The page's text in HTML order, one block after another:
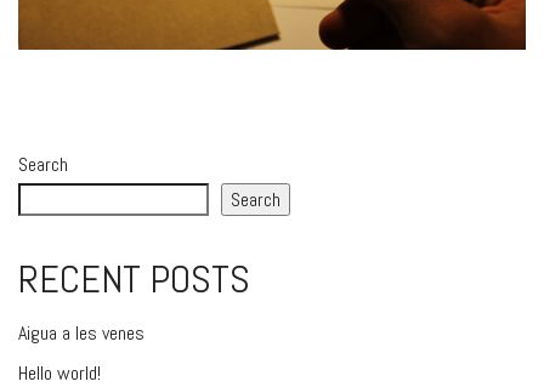
Search
Search
RECENT POSTS
Aigua a les venes
Hello world!